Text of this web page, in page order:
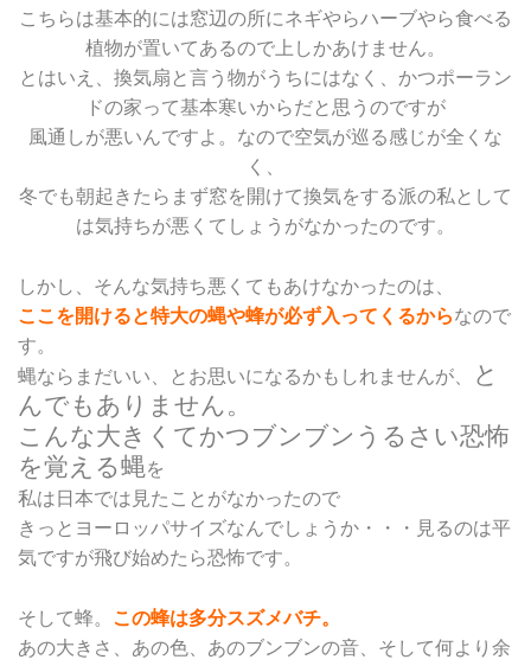
こちらは基本的には窓辺の所にネギやらハーブやら食べる
植物が置いてあるので上しかあけません。
とはいえ、換気扇と言う物がうちにはなく、かつポーラン
ドの家って基本寒いからだと思うのですが
風通しが悪いんですよ。なので空気が巡る感じが全くな
く、
冬でも朝起きたらまず窓を開けて換気をする派の私として
は気持ちが悪くてしょうがなかったのです。
しかし、そんな気持ち悪くてもあけなかったのは、
ここを開けると特大の蝿や蜂が必ず入ってくるからなので
す。
蝿ならまだいい、とお思いになるかもしれませんが、
と
んでもありません。
こんな大きくてかつブンブンうるさい恐怖
を覚える蝿を
私は日本では見たことがなかったので
きっとヨーロッパサイズなんでしょうか・・・見るのは平
気ですが飛び始めたら恐怖です。
そして蜂。 この蜂は多分スズメバチ。
あの大きさ、あの色、あのブンブンの音、そして何より余